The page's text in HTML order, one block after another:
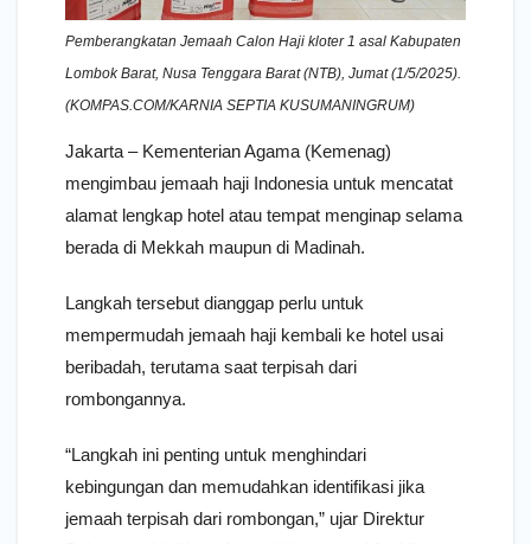
Pemberangkatan Jemaah Calon Haji kloter 1 asal Kabupaten
Lombok Barat, Nusa Tenggara Barat (NTB), Jumat (1/5/2025).
(KOMPAS.COM/KARNIA SEPTIA KUSUMANINGRUM)
Jakarta – Kementerian Agama (Kemenag)
mengimbau jemaah haji Indonesia untuk mencatat
alamat lengkap hotel atau tempat menginap selama
berada di Mekkah maupun di Madinah.
Langkah tersebut dianggap perlu untuk
mempermudah jemaah haji kembali ke hotel usai
beribadah, terutama saat terpisah dari
rombongannya.
“Langkah ini penting untuk menghindari
kebingungan dan memudahkan identifikasi jika
jemaah terpisah dari rombongan,” ujar Direktur